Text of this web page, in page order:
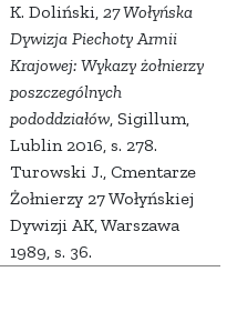
K. Doliński, 27 Wołyńska
Dywizja Piechoty Armii
Krajowej: Wykazy żołnierzy
poszczególnych
pododdziałów, Sigillum,
Lublin 2016, s. 278.
Turowski J., Cmentarze
Żołnierzy 27 Wołyńskiej
Dywizji AK, Warszawa
1989, s. 36.